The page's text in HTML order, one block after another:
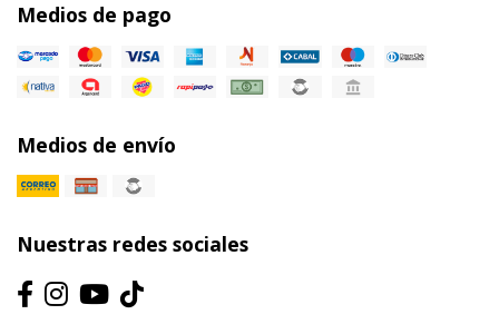
Medios de pago
Medios de envío
Nuestras redes sociales